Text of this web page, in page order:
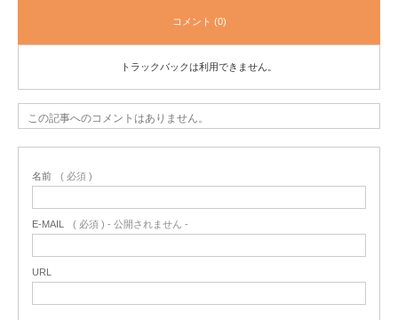
コメント (0)
トラックバックは利用できません。
この記事へのコメントはありません。
名前 ( 必須 )
E-MAIL ( 必須 ) - 公開されません -
URL